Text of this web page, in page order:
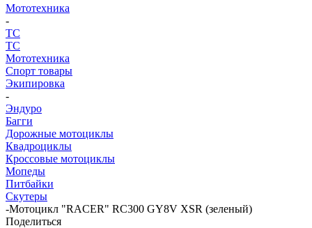
Мототехника
-
ТС
ТС
Мототехника
Спорт товары
Экипировка
-
Эндуро
Багги
Дорожные мотоциклы
Квадроциклы
Кроссовые мотоциклы
Мопеды
Питбайки
Скутеры
-Мотоцикл "RACER" RC300 GY8V XSR (зеленый)
Поделиться